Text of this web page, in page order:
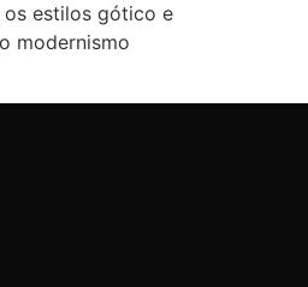
os estilos gótico e
modernismo